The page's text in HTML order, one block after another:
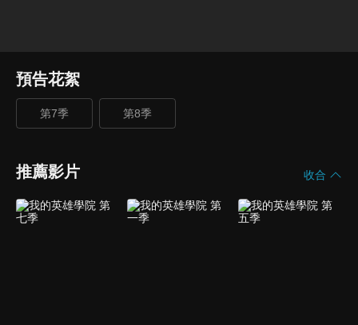
預告花絮
第7季 第8季
推薦影片 收合